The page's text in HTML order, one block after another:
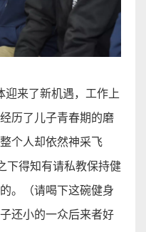
迎来了新机遇，工作上
历了儿子青春期的磨
个人却依然神采飞
下得知有请私教保持健
。（请喝下这碗健身
还小的一众后来者好